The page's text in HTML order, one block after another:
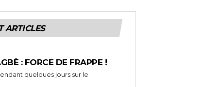
ARTICLES
: FORCE DE FRAPPE !
quelques jours sur le